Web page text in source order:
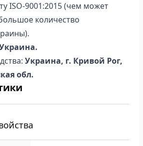
ISO-9001:2015 (чем может
количество
Украина, г. Кривой Рог,
обл.